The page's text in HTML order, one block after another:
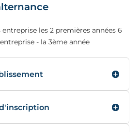
entreprise les 2 premières années 6
- la 3ème année